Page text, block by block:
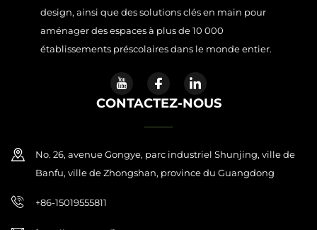
design, ainsi que des solutions clés en main pour
aménager des espaces à plus de 10 000
établissements préscolaires dans le monde entier.
CONTACTEZ-NOUS
No. 26, avenue Gongye, parc industriel Shunjing, ville de
Banfu, ville de Zhongshan, province du Guangdong
+86-15019555811